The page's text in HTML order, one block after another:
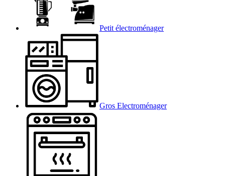
Petit électroménager
Gros Electroménager